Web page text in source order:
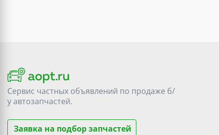
Сервис частных объявлений по продаже б/
уавтозапчастей.
Заявка на подбор запчастей